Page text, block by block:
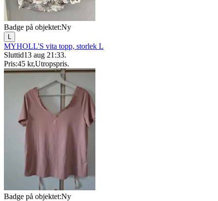
Badge på objektet:Ny
L
MYHOLL'S vita topp, storlek L
Sluttid13 aug 21:33.
Pris:45 kr,Utropspris.
Badge på objektet:Ny